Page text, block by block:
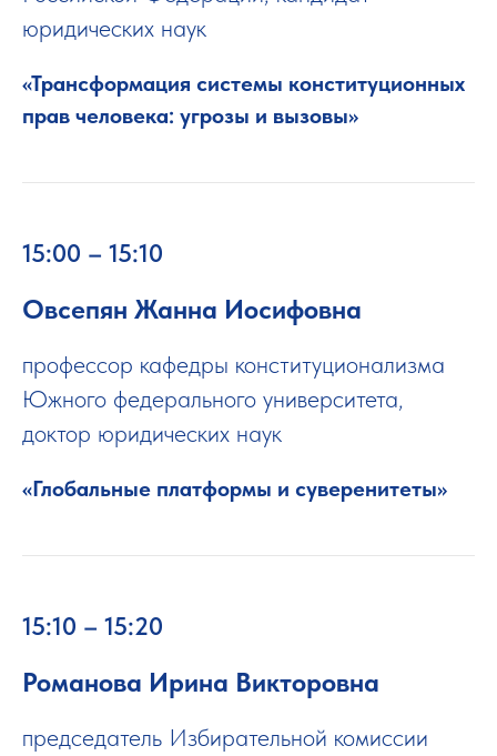
юридических наук
«Трансформация системы конституционных
прав человека: угрозы и вызовы»
15:00 – 15:10
Овсепян Жанна Иосифовна
профессор кафедры конституционализма
Южного федерального университета,
доктор юридических наук
«Глобальные платформы и суверенитеты»
15:10 – 15:20
Романова Ирина Викторовна
председатель Избирательной комиссии